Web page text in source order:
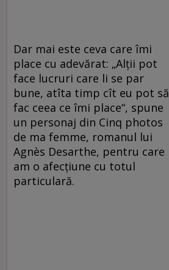
Dar mai este ceva care îmi
place cu adevărat: „Alţii pot
face lucruri care li se par
bune, atîta timp cît eu pot să
fac ceea ce îmi place“, spune
un personaj din Cinq photos
de ma femme, romanul lui
Agnès Desarthe, pentru care
am o afecţiune cu totul
particulară.